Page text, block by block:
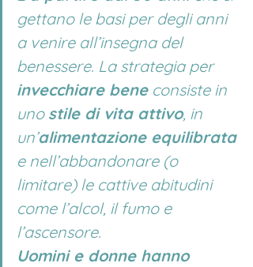
gettano le basi per degli anni
a venire all’insegna del
benessere. La strategia per
invecchiare bene consiste in
uno stile di vita attivo, in
un’alimentazione equilibrata
e nell’abbandonare (o
limitare) le cattive abitudini
come l’alcol, il fumo e
l’ascensore.
Uomini e donne hanno